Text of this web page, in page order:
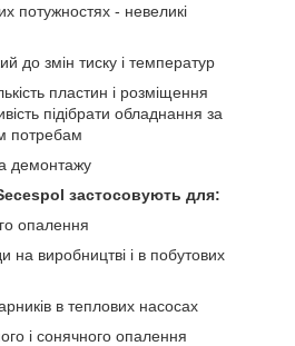
потужностях - невеликі
до змін тиску і температур
пластин і розміщення
підібрати обладнання за
потребам
демонтажу
застосовують для:
опалення
на виробництві і в побутових
в теплових насосах
і сонячного опалення